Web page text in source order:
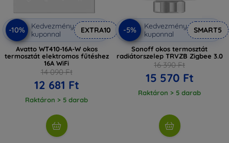
-10%
Kedvezmény
kuponnal
EXTRA10
Avatto WT410-16A-W okos
termosztát elektromos fűtéshez
16A WiFi
14 090 Ft
12 681 Ft
Raktáron > 5 darab
-5%
Kedvezmény
kuponnal
SMART5
Sonoff okos termosztát
radiátorszelep TRVZB Zigbee 3.0
16 390 Ft
15 570 Ft
Raktáron > 5 darab